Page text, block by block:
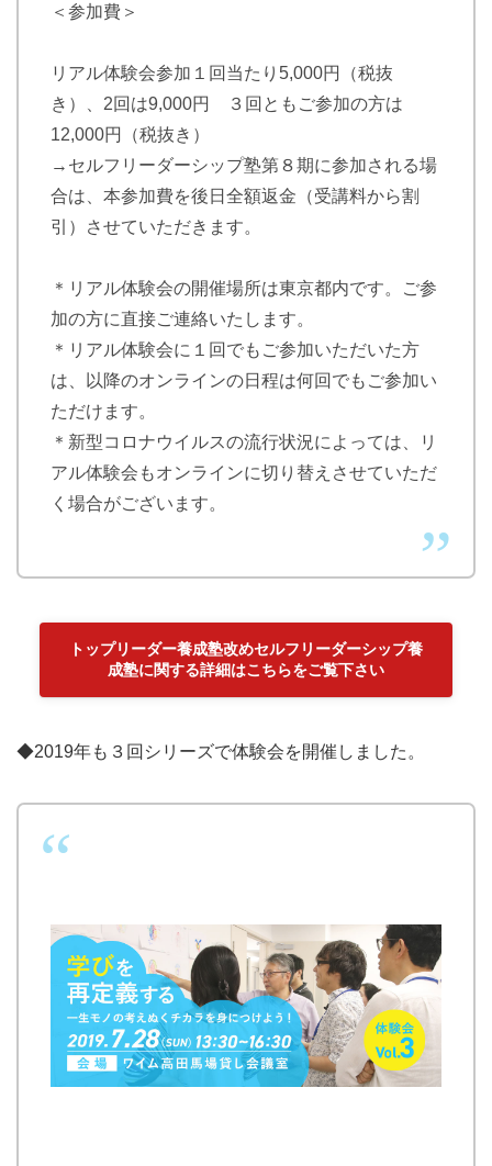
＜参加費＞
リアル体験会参加１回当たり5,000円（税抜
き）、2回は9,000円 ３回ともご参加の方は
12,000円（税抜き）
→セルフリーダーシップ塾第８期に参加される場
合は、本参加費を後日全額返金（受講料から割
引）させていただきます。
＊リアル体験会の開催場所は東京都内です。ご参
加の方に直接ご連絡いたします。
＊リアル体験会に１回でもご参加いただいた方
は、以降のオンラインの日程は何回でもご参加い
ただけます。
＊新型コロナウイルスの流行状況によっては、リ
アル体験会もオンラインに切り替えさせていただ
く場合がございます。
トップリーダー養成塾改めセルフリーダーシップ養
成塾に関する詳細はこちらをご覧下さい
◆2019年も３回シリーズで体験会を開催しました。